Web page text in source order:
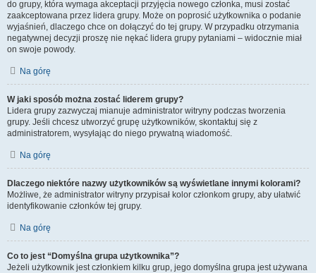
do grupy, która wymaga akceptacji przyjęcia nowego członka, musi zostać
zaakceptowana przez lidera grupy. Może on poprosić użytkownika o podanie
wyjaśnień, dlaczego chce on dołączyć do tej grupy. W przypadku otrzymania
negatywnej decyzji proszę nie nękać lidera grupy pytaniami – widocznie miał
on swoje powody.
Na górę
W jaki sposób można zostać liderem grupy?
Lidera grupy zazwyczaj mianuje administrator witryny podczas tworzenia
grupy. Jeśli chcesz utworzyć grupę użytkowników, skontaktuj się z
administratorem, wysyłając do niego prywatną wiadomość.
Na górę
Dlaczego niektóre nazwy użytkowników są wyświetlane innymi kolorami?
Możliwe, że administrator witryny przypisał kolor członkom grupy, aby ułatwić
identyfikowanie członków tej grupy.
Na górę
Co to jest “Domyślna grupa użytkownika”?
Jeżeli użytkownik jest członkiem kilku grup, jego domyślna grupa jest używana